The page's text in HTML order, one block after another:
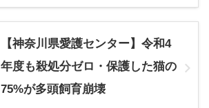
【神奈川県愛護センター】令和4
年度も殺処分ゼロ・保護した猫の
75%が多頭飼育崩壊